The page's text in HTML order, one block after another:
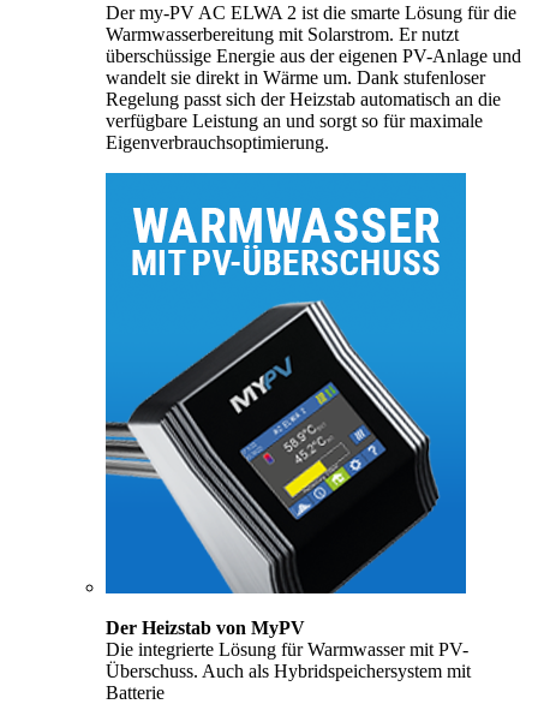
Der my-PV AC ELWA 2 ist die smarte Lösung für die
Warmwasserbereitung mit Solarstrom. Er nutzt
überschüssige Energie aus der eigenen PV-Anlage und
wandelt sie direkt in Wärme um. Dank stufenloser
Regelung passt sich der Heizstab automatisch an die
verfügbare Leistung an und sorgt so für maximale
Eigenverbrauchsoptimierung.
Der Heizstab von MyPV
Die integrierte Lösung für Warmwasser mit PV-
Überschuss. Auch als Hybridspeichersystem mit
Batterie